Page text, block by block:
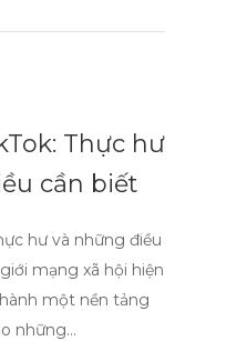
Thực hư
cần biết
hư và những điều
mạng xã hội hiện
một nền tảng
những…